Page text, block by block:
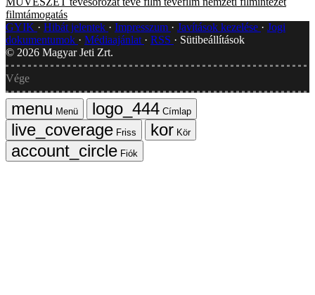
filmtámogatás
GYIK
Hibát jelentek Impresszum Javítások kezelése
Jogi
dokumentumok
Médiaajánlat RSS
Sütibeállítások
© 2026 Magyar Jeti Zrt.
Vége
Menü
Címlap
Friss
Kör
Fiók